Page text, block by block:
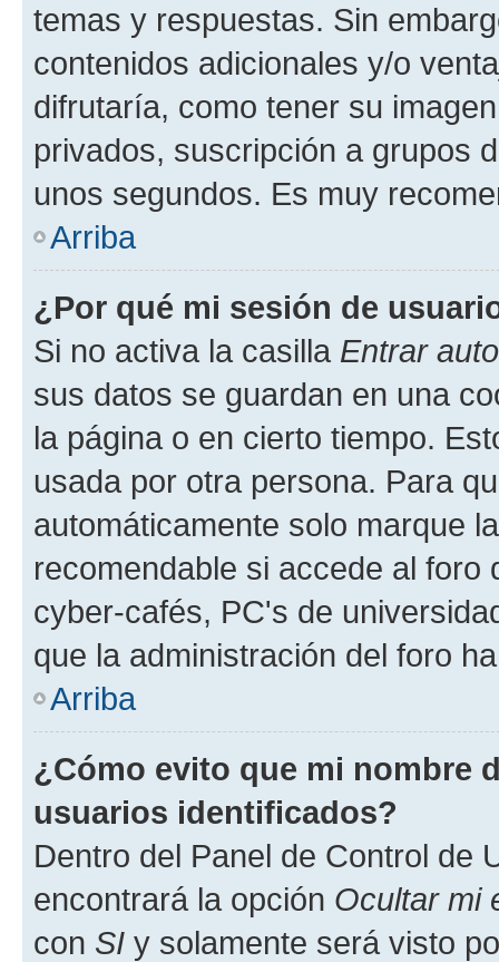
temas y respuestas. Sin
contenidos adicionales y/o
difrutaría, como tener su
privados, suscripción a grupos
unos segundos. Es muy
Arriba
¿Por qué mi sesión de
Si no activa la casilla Entrar
sus datos se guardan en una
la página o en cierto tiempo.
usada por otra persona. Para
automáticamente solo marque
recomendable si accede al foro
cyber-cafés, PC's de
que la administración del foro
Arriba
¿Cómo evito que mi nombre
usuarios identificados?
Dentro del Panel de Control de
encontrará la opción Ocultar mi
con SI y solamente será visto